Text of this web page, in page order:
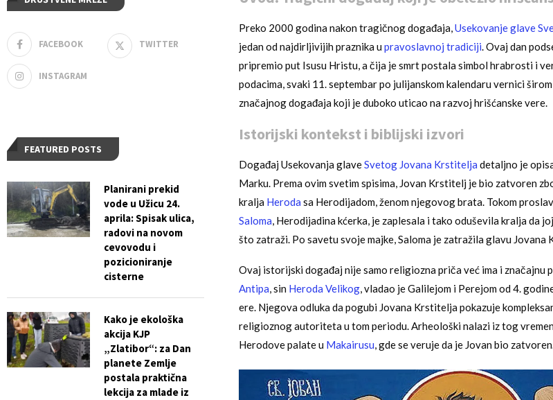
Preko 2000 godina nakon tragičnog događaja,Usekovanje glave
jedan od najdirljivijih praznika upravoslavnoj tradiciji. Ovaj dan
pripremio put Isusu Hristu, a čija je smrt postala simbol hrabrosti i
podacima, svaki 11. septembar po julijanskom kalendaru vernici
značajnog događaja koji je duboko uticao na razvoj hrišćanske vere.
Istorijski kontekst i biblijski izvori
Događaj Usekovanja glaveSvetog Jovana Krstitelja detaljno je
Marku. Prema ovim svetim spisima, Jovan Krstitelj je bio zatvoren
kralja Heroda sa Herodijadom, ženom njegovog brata. Tokom
Saloma, Herodijadina kćerka, je zaplesala i tako oduševila kralja da
što zatraži. Po savetu svoje majke, Saloma je zatražila glavu Jovana
Ovaj istorijski događaj nije samo religiozna priča već ima i značajnu
Antipa, sin Heroda Velikog, vladao je Galilejom i Perejom od 4.
ere. Njegova odluka da pogubi Jovana Krstitelja pokazuje
religioznog autoriteta u tom periodu. Arheološki nalazi iz tog
Herodove palate u Makairusu, gde se veruje da je Jovan bio
FACEBOOK TWITTER
INSTAGRAM
FEATURED POSTS
Planirani prekid
vode u Užicu 24.
aprila: Spisak ulica,
radovi na novom
cevovodu i
pozicioniranje
cisterne
Kako je ekološka
akcija KJP
„Zlatibor“: za Dan
planete Zemlje
postala praktična
lekcija za mlade iz